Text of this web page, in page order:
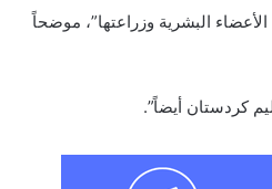
البشرية وزراعتها”، موضحاً
كردستان أيضاً”.